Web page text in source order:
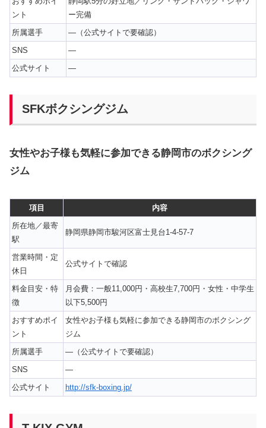
ント
ー完備
所属選手
—（公式サイトで要確認）
SNS
—
公式サイト
—
SFKボクシングジム
女性やお子様も気軽に参加できる静岡市のボクシング
ジム
項目
内容
所在地／最寄
駅
静岡県静岡市駿河区富士見台1-4-57-7
営業時間・定
休日
公式サイトで確認
料金目安・特
徴
月会費：一般11,000円・高校生7,700円・女性・中学生
以下5,500円
おすすめポイ
ント
女性やお子様も気軽に参加できる静岡市のボクシング
ジム
所属選手
—（公式サイトで要確認）
SNS
—
公式サイト
http://sfk-boxing.jp/